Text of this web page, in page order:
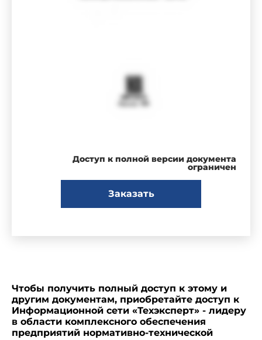
Доступ к полной версии документа
ограничен
Заказать
Чтобы получить полный доступ к этому и
другим документам, приобретайте доступ к
Информационной сети «Техэксперт» - лидеру
в области комплексного обеспечения
предприятий нормативно-технической